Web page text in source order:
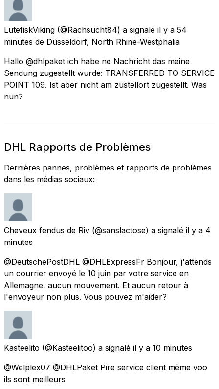
LutefiskViking (@Rachsucht84) a signalé il y a 54
minutes de Düsseldorf, North Rhine-Westphalia
Hallo @dhlpaket ich habe ne Nachricht das meine
Sendung zugestellt wurde: TRANSFERRED TO SERVICE
POINT 109. Ist aber nicht am zustellort zugestellt. Was
nun?
DHL Rapports de Problèmes
Dernières pannes, problèmes et rapports de problèmes
dans les médias sociaux:
Cheveux fendus de Riv (@sanslactose) a signalé il y a 4
minutes
@DeutschePostDHL @DHLExpressFr Bonjour, j'attends
un courrier envoyé le 10 juin par votre service en
Allemagne, aucun mouvement. Et aucun retour à
l'envoyeur non plus. Vous pouvez m'aider?
Kasteelito (@Kasteelitoo) a signalé il y a 10 minutes
@Welplex07 @DHLPaket Pire service client même voo
ils sont meilleurs